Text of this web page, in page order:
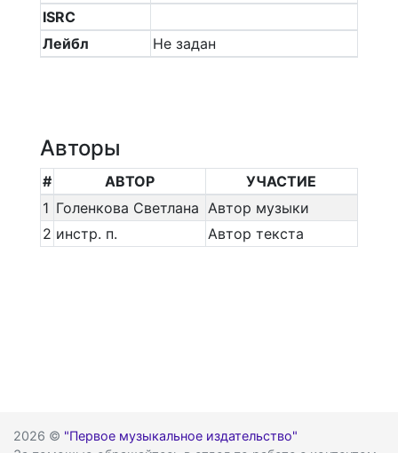
ISRC
Лейбл
Не задан
Авторы
# АВТОР
УЧАСТИЕ
1 Голенкова Светлана Автор музыки
2 инстр. п. Автор текста
2026 © "Первое музыкальное издательство"